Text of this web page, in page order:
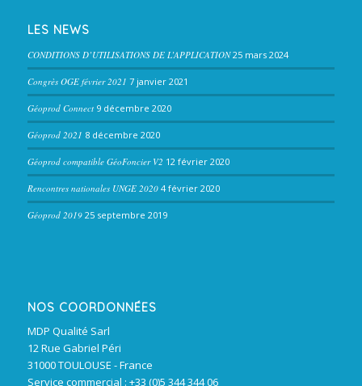
LES NEWS
CONDITIONS D’UTILISATIONS DE L’APPLICATION 25 mars 2024
Congrès OGE février 2021 7 janvier 2021
Géoprod Connect 9 décembre 2020
Géoprod 2021 8 décembre 2020
Géoprod compatible GéoFoncier V2 12 février 2020
Rencontres nationales UNGE 2020 4 février 2020
Géoprod 2019 25 septembre 2019
NOS COORDONNÉES
MDP Qualité Sarl
12 Rue Gabriel Péri
31000 TOULOUSE - France
Service commercial : +33 (0)5 344 344 06